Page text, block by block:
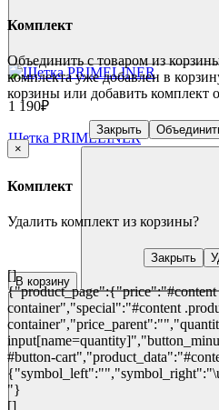
1 190₽
Щетка PRIMELINER
В корзину
Комплект
Объединить с товаром из
комплекта уже добавлен в
корзины или добавить комплект
Закрыть
×
Комплект
Удалить комплект из корзины?
Закрыть
[]
{"product_page":{"price":"#content
container","special":"#content
#button-
"}
[]